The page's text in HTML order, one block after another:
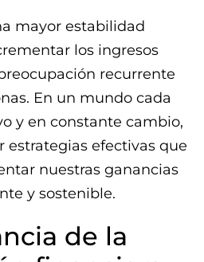
mayor estabilidad
los ingresos
recurrente
En un mundo cada
y en constante cambio,
estrategias efectivas que
nuestras ganancias
y sostenible.
de la